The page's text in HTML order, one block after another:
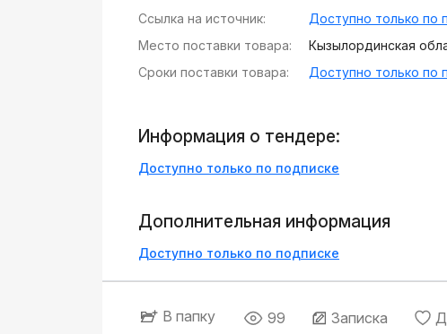
Ссылка на источник:
Доступно только по
Место поставки товара:
Кызылординская
Сроки поставки товара:
Доступно только по
Информация о тендере:
Доступно только по подписке
Дополнительная информация
Доступно только по подписке
В папку 99 Записка